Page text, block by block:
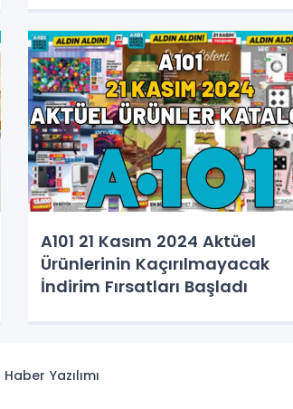
A101 21 Kasım 2024 Aktüel
Ürünlerinin Kaçırılmayacak
İndirim Fırsatları Başladı
Haber Yazılımı